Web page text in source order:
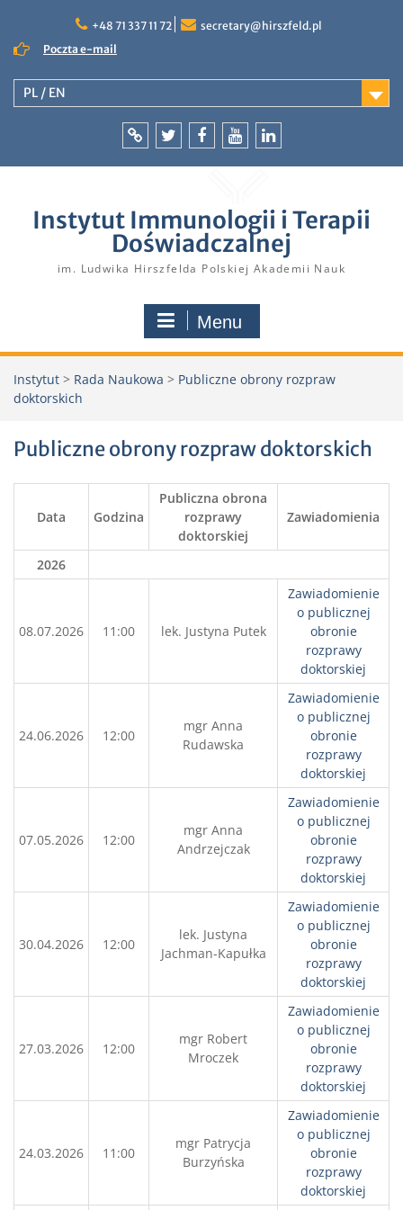
content
+48 71 337 11 72
secretary@hirszfeld.pl
Poczta e-mail
PL / EN
Instytut Immunologii i Terapii
Doświadczalnej
im. Ludwika Hirszfelda Polskiej Akademii Nauk
Menu
Instytut > Rada Naukowa > Publiczne obrony rozpraw
doktorskich
Publiczne obrony rozpraw doktorskich
Data Godzina
Publiczna obrona
rozprawy
doktorskiej
Zawiadomienia
2026
08.07.2026 11:00 lek. Justyna Putek
Zawiadomienie
o publicznej
obronie
rozprawy
doktorskiej
24.06.2026 12:00
mgr Anna
Rudawska
Zawiadomienie
o publicznej
obronie
rozprawy
doktorskiej
07.05.2026 12:00
mgr Anna
Andrzejczak
Zawiadomienie
o publicznej
obronie
rozprawy
doktorskiej
30.04.2026 12:00
lek. Justyna
Jachman-Kapułka
Zawiadomienie
o publicznej
obronie
rozprawy
doktorskiej
27.03.2026 12:00
mgr Robert
Mroczek
Zawiadomienie
o publicznej
obronie
rozprawy
doktorskiej
24.03.2026 11:00
mgr Patrycja
Burzyńska
Zawiadomienie
o publicznej
obronie
rozprawy
doktorskiej